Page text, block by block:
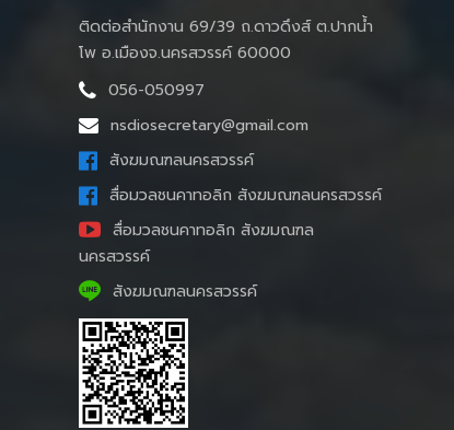
ติดต่อสำนักงาน 69/39 ถ.ดาวดึงส์ ต.ปากน้ำ
โพ อ.เมืองจ.นครสวรรค์ 60000
056-050997
nsdiosecretary@gmail.com
สังฆมณฑลนครสวรรค์
สื่อมวลชนคาทอลิก สังฆมณฑลนครสวรรค์
สื่อมวลชนคาทอลิก สังฆมณฑล
นครสวรรค์
สังฆมณฑลนครสวรรค์